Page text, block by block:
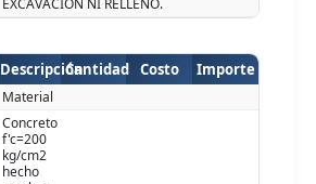
EXCAVACION NI RELLENO.
DescripciónCantidad Costo Importe
Material
Concreto
f'c=200
kg/cm2
hecho